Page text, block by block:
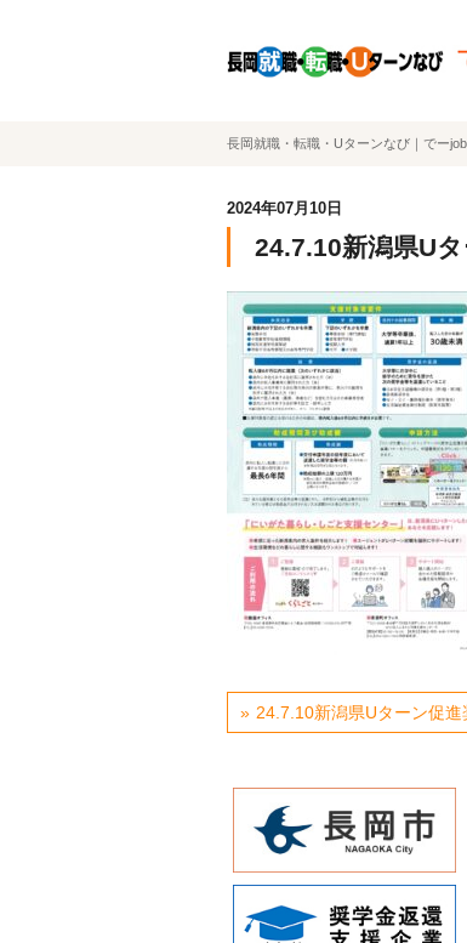
長岡就職・転職・Uターンなび｜でー
2024年07月10日
24.7.10新潟県U
24.7.10新潟県Uターン促